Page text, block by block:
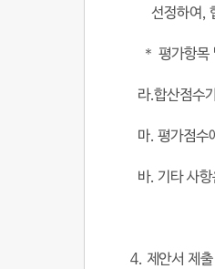
선정하여 ,
＊ 평가항목
라.합산점수
마.평가점수
바. 기타 사
4. 제안서 제출